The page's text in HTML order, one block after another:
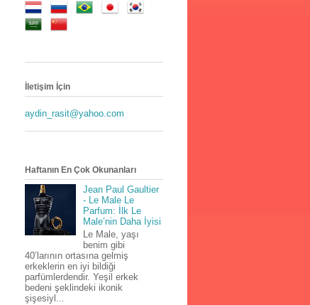
İletişim İçin
aydin_rasit@yahoo.com
Haftanın En Çok Okunanları
Jean Paul Gaultier
- Le Male Le
Parfum: İlk Le
Male’nin Daha İyisi
Le Male, yaşı
benim gibi
40’larının ortasına gelmiş
erkeklerin en iyi bildiği
parfümlerdendir. Yeşil erkek
bedeni şeklindeki ikonik
şişesiyl...